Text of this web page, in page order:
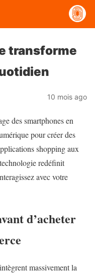
transforme
10 mois ago
des smartphones en
pour créer des
shopping aux
redéfinit
avec votre
d’acheter
massivement la